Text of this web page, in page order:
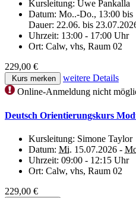
Kursleitung: Uwe Pankalla
Datum: Mo..-Do., 13:00 bis
Dauer: 22.06. bis
Uhrzeit: 13:00 - 17:00 Uhr
Ort: Calw, vhs, Raum 02
229,00 €
Kurs merken
weitere Details
Online-Anmeldung nicht
Deutsch Orientierungskurs
Kursleitung: Simone Taylor
Datum: Mi. 15.07.2026 -
Uhrzeit: 09:00 - 12:15 Uhr
Ort: Calw, vhs, Raum 02
229,00 €